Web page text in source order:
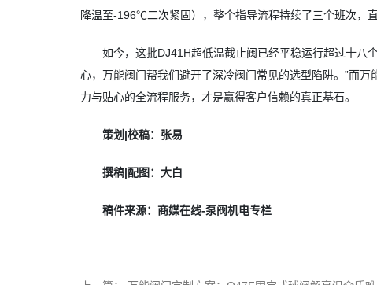
降温至-196℃二次紧固），整个指导流程持续了三个班次，
如今，这批DJ41H超低温截止阀已经平稳运行超过十八
心，万能阀门帮我们避开了深冷阀门常见的选型陷阱。”而
力与贴心的全流程服务，才是赢得客户信赖的真正基石。
策划|校稿：张易
撰稿|配图 ：大白
稿件来源：商媒在线-泵阀机电专栏